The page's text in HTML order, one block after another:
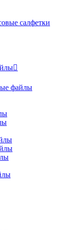
салфетки
файлы